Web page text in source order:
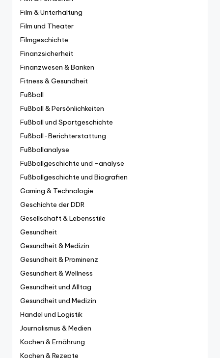
Film & Unterhaltung
Film und Theater
Filmgeschichte
Finanzsicherheit
Finanzwesen & Banken
Fitness & Gesundheit
Fußball
Fußball & Persönlichkeiten
Fußball und Sportgeschichte
Fußball-Berichterstattung
Fußballanalyse
Fußballgeschichte und -analyse
Fußballgeschichte und Biografien
Gaming & Technologie
Geschichte der DDR
Gesellschaft & Lebensstile
Gesundheit
Gesundheit & Medizin
Gesundheit & Prominenz
Gesundheit & Wellness
Gesundheit und Alltag
Gesundheit und Medizin
Handel und Logistik
Journalismus & Medien
Kochen & Ernährung
Kochen & Rezepte